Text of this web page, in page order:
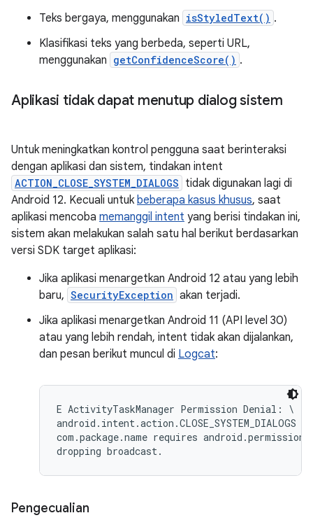
Teks bergaya, menggunakan isStyledText() .
Klasifikasi teks yang berbeda, seperti URL,
menggunakan getConfidenceScore() .
Aplikasi tidak dapat menutup dialog sistem
Untuk meningkatkan kontrol pengguna saat berinteraksi
dengan aplikasi dan sistem, tindakan intent
ACTION_CLOSE_SYSTEM_DIALOGS tidak digunakan lagi di
Android 12. Kecuali untuk beberapa kasus khusus, saat
aplikasi mencoba memanggil intent yang berisi tindakan ini,
sistem akan melakukan salah satu hal berikut berdasarkan
versi SDK target aplikasi:
Jika aplikasi menargetkan Android 12 atau yang lebih
baru, SecurityException akan terjadi.
Jika aplikasi menargetkan Android 11 (API level 30)
atau yang lebih rendah, intent tidak akan dijalankan,
dan pesan berikut muncul di Logcat:
E ActivityTaskManager Permission Denial: \
android.intent.action.CLOSE_SYSTEM_DIALOGS
com.package.name requires
Pengecualian